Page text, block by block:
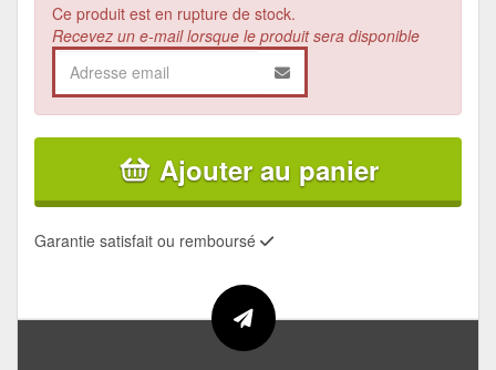
Ce produit est en rupture de stock.
Recevez un e-mail lorsque le produit sera disponible
Ajouter au panier
Garantie satisfait ou remboursé